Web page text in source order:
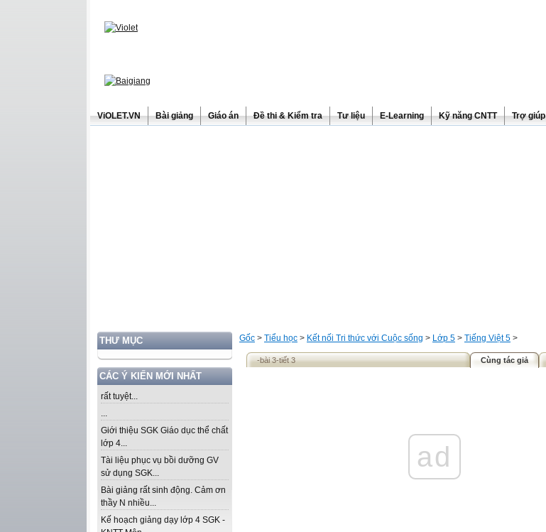
ViOLET.VN Bài giảng Giáo án Đề thi & Kiểm tra Tư liệu E-Learning Kỹ năng CNTT Trợ giúp
THƯ MỤC
CÁC Ý KIẾN MỚI NHẤT
rất tuyệt...
...
Giới thiệu SGK Giáo dục thể chất
lớp 4...
Tài liệu phục vụ bồi dưỡng GV
sử dụng SGK...
Bài giảng rất sinh động. Cảm ơn
thầy N nhiều...
Kế hoạch giảng dạy lớp 4 SGK -
Gốc > Tiểu học > Kết nối Tri thức với Cuộc sống > Lớp 5 > Tiếng Việt 5 >
-bài 3-tiết 3 Cùng tác giả
ad